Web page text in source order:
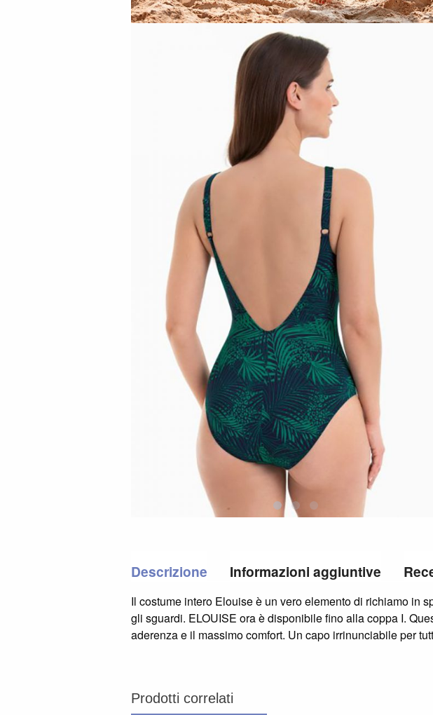
Descrizione Informazioni aggiuntive
Il costume intero Elouise è un vero elemento di richiamo in
gli sguardi. ELOUISE ora è disponibile fino alla coppa I.
aderenza e il massimo comfort. Un capo irrinunciabile per
Prodotti correlati